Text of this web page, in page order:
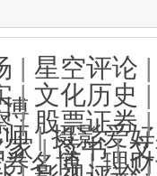
| 星空评论
| 文化历史
|摄影爱
| 股票证券
名博|理
家|读书|